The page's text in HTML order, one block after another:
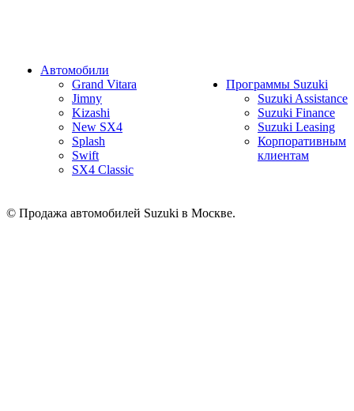
Автомобили
Grand Vitara
Jimny
Kizashi
New SX4
Splash
Swift
SX4 Classic
Программы Suzuki
Suzuki Assistance
Suzuki Finance
Suzuki Leasing
Корпоративным
клиентам
© Продажа автомобилей Suzuki в Москве.